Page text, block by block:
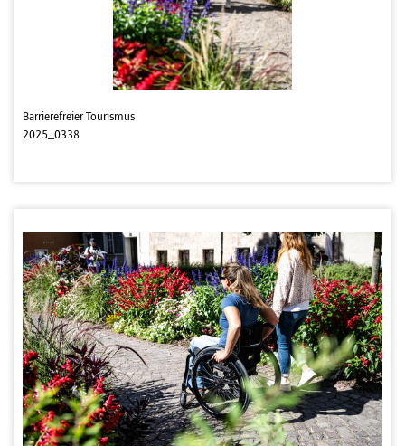
Barrierefreier Tourismus
2025_0338